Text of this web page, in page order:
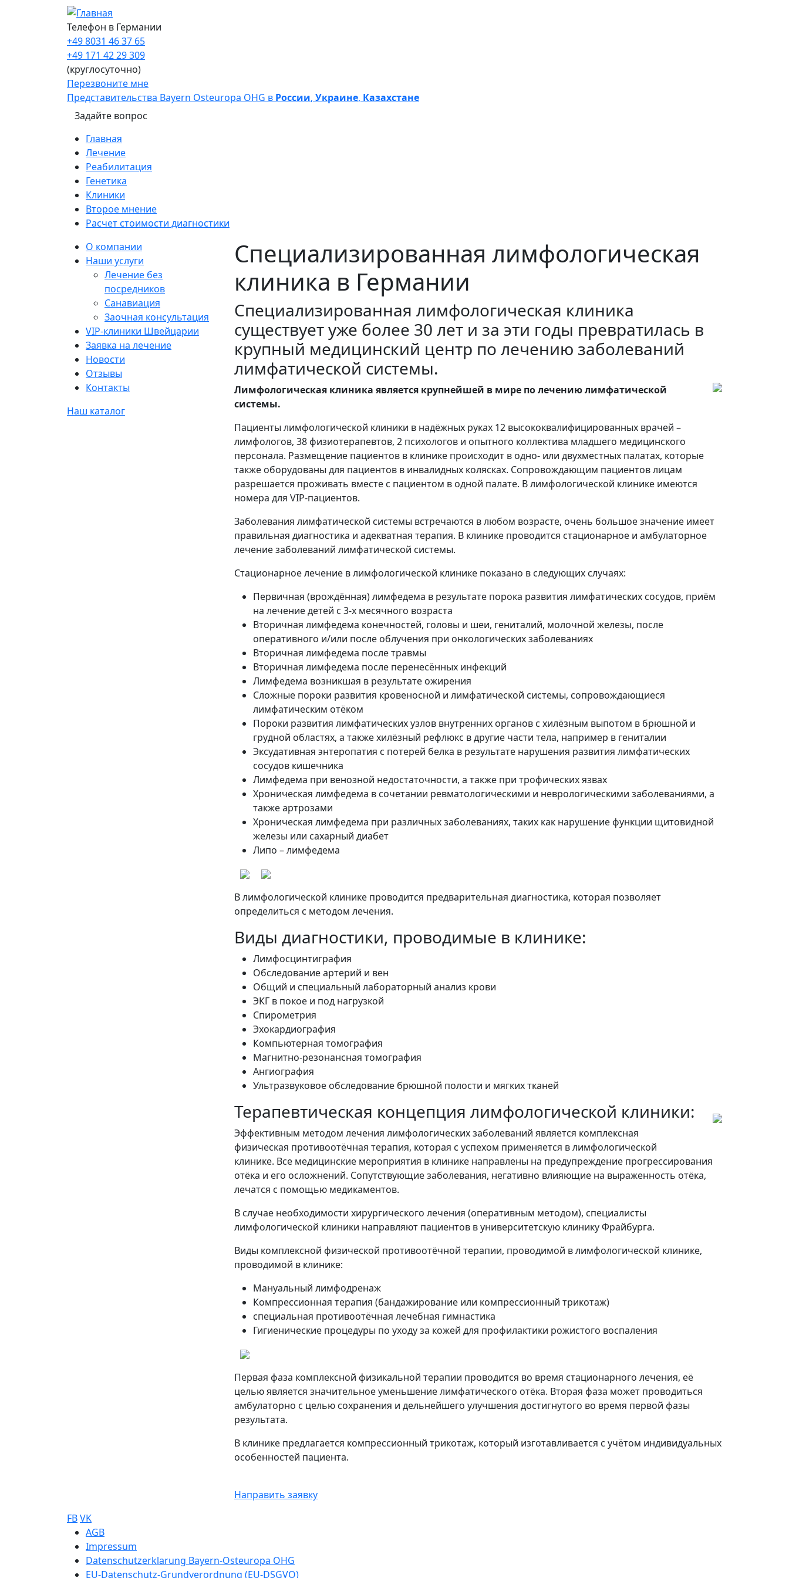
Перейти к основному содержанию
Телефон в Германии
+49 8031 46 37 65
+49 171 42 29 309
(круглосуточно)
Перезвоните мне
Представительства Bayern Osteuropa OHG в России, Украине, Казахстане
Задайте вопрос
Main navigation
Главная
Лечение
Реабилитация
Генетика
Клиники
Второе мнение
Расчет стоимости диагностики
Sidebar
О компании
Наши услуги
Лечение без
посредников
Санавиация
Заочная консультация
VIP-клиники Швейцарии
Заявка на лечение
Новости
Отзывы
Контакты
Наш каталог
Cпециализированная лимфологическая
клиника в Германии
Cпециализированная лимфологическая клиника
существует уже более 30 лет и за эти годы превратилась в
крупный медицинский центр по лечению заболеваний
лимфатической системы.
Лимфологическая клиника является крупнейшей в мире по лечению лимфатической
системы.
Пациенты лимфологической клиники в надёжных руках 12 высококвалифицированных врачей –
лимфологов, 38 физиотерапевтов, 2 психологов и опытного коллектива младшего медицинского
персонала. Размещение пациентов в клинике происходит в одно- или двухместных палатах, которые
также оборудованы для пациентов в инвалидных колясках. Сопровождающим пациентов лицам
разрешается проживать вместе с пациентом в одной палате. В лимфологической клинике имеются
номера для VIP-пациентов.
Заболевания лимфатической системы встречаются в любом возрасте, очень большое значение имеет
правильная диагностика и адекватная терапия. В клинике проводится стационарное и амбулаторное
лечение заболеваний лимфатической системы.
Стационарное лечение в лимфологической клинике показано в следующих случаях:
Первичная (врождённая) лимфедема в результате порока развития лимфатических сосудов, приём
на лечение детей с 3-х месячного возраста
Вторичная лимфедема конечностей, головы и шеи, гениталий, молочной железы, после
оперативного и/или после облучения при онкологических заболеваниях
Вторичная лимфедема после травмы
Вторичная лимфедема после перенесённых инфекций
Лимфедема возникшая в результате ожирения
Сложные пороки развития кровеносной и лимфатической системы, сопровождающиеся
лимфатическим отёком
Пороки развития лимфатических узлов внутренних органов с хилёзным выпотом в брюшной и
грудной областях, а также хилёзный рефлюкс в другие части тела, например в гениталии
Эксудативная энтеропатия с потерей белка в результате нарушения развития лимфатических
сосудов кишечника
Лимфедема при венозной недостаточности, а также при трофических язвах
Хроническая лимфедема в сочетании ревматологическими и неврологическими заболеваниями, а
также артрозами
Хроническая лимфедема при различных заболеваниях, таких как нарушение функции щитовидной
железы или сахарный диабет
Липо – лимфедема
В лимфологической клинике проводится предварительная диагностика, которая позволяет
определиться с методом лечения.
Виды диагностики, проводимые в клинике:
Лимфосцинтиграфия
Обследование артерий и вен
Общий и специальный лабораторный анализ крови
ЭКГ в покое и под нагрузкой
Спирометрия
Эхокардиография
Компьютерная томография
Магнитно-резонансная томография
Ангиография
Ультразвуковое обследование брюшной полости и мягких тканей
Терапевтическая концепция лимфологической клиники:
Эффективным методом лечения лимфологических заболеваний является комплексная
физическая противоотёчная терапия, которая с успехом применяется в лимфологической
клинике. Все медицинские мероприятия в клинике направлены на предупреждение прогрессирования
отёка и его осложнений. Сопутствующие заболевания, негативно влияющие на выраженность отёка,
лечатся с помощью медикаментов.
В случае необходимости хирургического лечения (оперативным методом), специалисты
лимфологической клиники направляют пациентов в университетскую клинику Фрайбурга.
Виды комплексной физической противоотёчной терапии, проводимой в лимфологической клинике,
проводимой в клинике:
Мануальный лимфодренаж
Компрессионная терапия (бандажирование или компрессионный трикотаж)
специальная противоотёчная лечебная гимнастика
Гигиенические процедуры по уходу за кожей для профилактики рожистого воспаления
Первая фаза комплексной физикальной терапии проводится во время стационарного лечения, её
целью является значительное уменьшение лимфатического отёка. Вторая фаза может проводиться
амбулаторно с целью сохранения и дельнейшего улучшения достигнутого во время первой фазы
результата.
В клинике предлагается компрессионный трикотаж, который изготавливается с учётом индивидуальных
особенностей пациента.
Направить заявку
FBVK
Sub footer
AGB
Impressum
Datenschutzerklarung Bayern-Osteuropa OHG
EU-Datenschutz-Grundverordnung (EU-DSGVO)